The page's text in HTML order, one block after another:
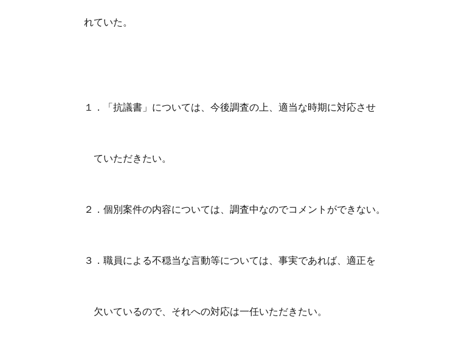
れていた。
１．「抗議書」については、今後調査の上、適当な時期に対応させ
ていただきたい。
２．個別案件の内容については、調査中なのでコメントができない。
３．職員による不穏当な言動等については、事実であれば、適正を
欠いているので、それへの対応は一任いただきたい。